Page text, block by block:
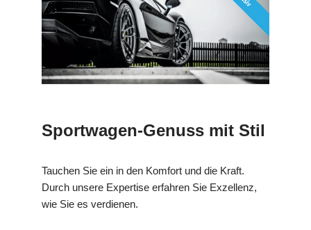
Sportwagen-Genuss mit Stil
Tauchen Sie ein in den Komfort und die Kraft.
Durch unsere Expertise erfahren Sie Exzellenz,
wie Sie es verdienen.